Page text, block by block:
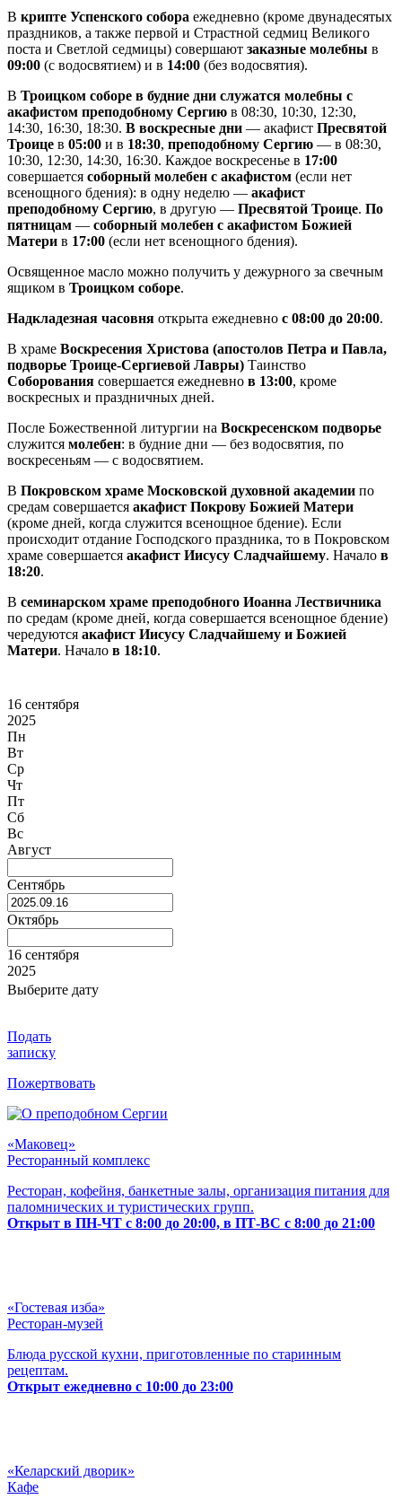
В крипте Успенского собора ежедневно (кроме двунадесятых
праздников, а также первой и Страстной седмиц Великого
поста и Светлой седмицы) совершают заказные молебны в
09:00 (с водосвятием) и в 14:00 (без водосвятия).
В Троицком соборе в будние дни служатся молебны с
акафистом преподобному Сергию в 08:30, 10:30, 12:30,
14:30, 16:30, 18:30. В воскресные дни — акафист Пресвятой
Троице в 05:00 и в 18:30, преподобному Сергию — в 08:30,
10:30, 12:30, 14:30, 16:30. Каждое воскресенье в 17:00
совершается соборный молебен с акафистом (если нет
всенощного бдения): в одну неделю — акафист
преподобному Сергию, в другую — Пресвятой Троице. По
пятницам — соборный молебен с акафистом Божией
Матери в 17:00 (если нет всенощного бдения).
Освященное масло можно получить у дежурного за свечным
ящиком в Троицком соборе.
Надкладезная часовня открыта ежедневно с 08:00 до 20:00.
В храме Воскресения Христова (апостолов Петра и Павла,
подворье Троице-Сергиевой Лавры) Таинство
Соборования совершается ежедневно в 13:00, кроме
воскресных и праздничных дней.
После Божественной литургии на Воскресенском подворье
служится молебен: в будние дни — без водосвятия, по
воскресеньям — с водосвятием.
В Покровском храме Московской духовной академии по
средам совершается акафист Покрову Божией Матери
(кроме дней, когда служится всенощное бдение). Если
происходит отдание Господского праздника, то в Покровском
храме совершается акафист Иисусу Сладчайшему. Начало в
18:20.
В семинарском храме преподобного Иоанна Лествичника
по средам (кроме дней, когда совершается всенощное бдение)
чередуются акафист Иисусу Сладчайшему и Божией
Матери. Начало в 18:10.
16 сентября
2025
Пн
Вт
Ср
Чт
Пт
Сб
Вс
Август
Сентябрь
Октябрь
16 сентября
2025
Выберите дату
Подать
записку
Пожертвовать
«Маковец»
Ресторанный комплекс
Ресторан, кофейня, банкетные залы, организация питания для
паломнических и туристических групп.
Открыт в ПН-ЧТ с 8:00 до 20:00, в ПТ-ВС с 8:00 до 21:00
«Гостевая изба»
Ресторан-музей
Блюда русской кухни, приготовленные по старинным
рецептам.
Открыт ежедневно с 10:00 до 23:00
«Келарский дворик»
Кафе